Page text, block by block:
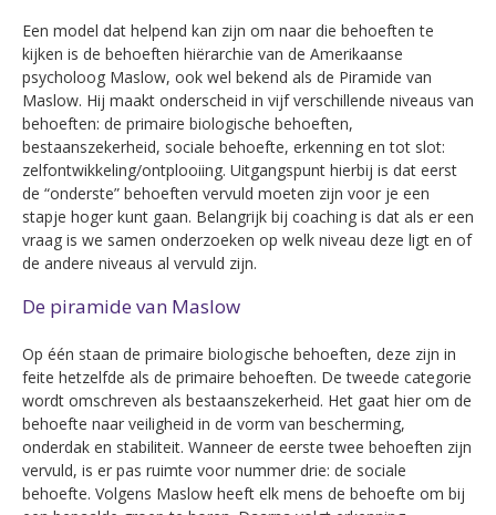
Een model dat helpend kan zijn om naar die behoeften te
kijken is de behoeften hiërarchie van de Amerikaanse
psycholoog Maslow, ook wel bekend als de Piramide van
Maslow. Hij maakt onderscheid in vijf verschillende niveaus van
behoeften: de primaire biologische behoeften,
bestaanszekerheid, sociale behoefte, erkenning en tot slot:
zelfontwikkeling/ontplooiing. Uitgangspunt hierbij is dat eerst
de “onderste” behoeften vervuld moeten zijn voor je een
stapje hoger kunt gaan. Belangrijk bij coaching is dat als er een
vraag is we samen onderzoeken op welk niveau deze ligt en of
de andere niveaus al vervuld zijn.
De piramide van Maslow
Op één staan de primaire biologische behoeften, deze zijn in
feite hetzelfde als de primaire behoeften. De tweede categorie
wordt omschreven als bestaanszekerheid. Het gaat hier om de
behoefte naar veiligheid in de vorm van bescherming,
onderdak en stabiliteit. Wanneer de eerste twee behoeften zijn
vervuld, is er pas ruimte voor nummer drie: de sociale
behoefte. Volgens Maslow heeft elk mens de behoefte om bij